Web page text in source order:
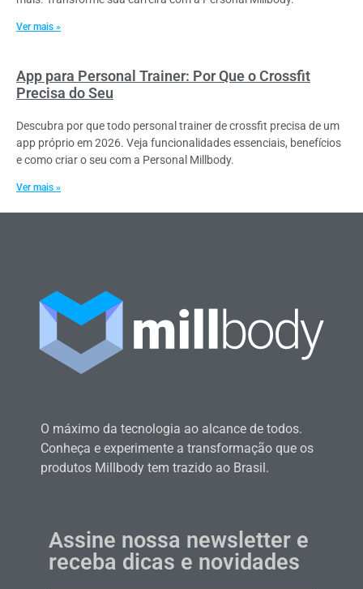
Ver mais »
App para Personal Trainer: Por Que o Crossfit
Precisa do Seu
Descubra por que todo personal trainer de crossfit precisa de um
app próprio em 2026. Veja funcionalidades essenciais, benefícios
e como criar o seu com a Personal Millbody.
Ver mais »
O máximo da tecnologia ao alcance de todos.
Conheça e experimente a transformação que os
produtos Millbody tem trazido ao Brasil.
Assine nossa newsletter e
receba dicas e novidades